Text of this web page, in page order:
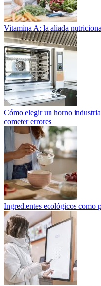
Vitamina A: la aliada
Cómo elegir un horno
cometer errores
Ingredientes ecológicos como